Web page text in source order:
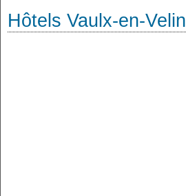
Hôtels Vaulx-en-Velin